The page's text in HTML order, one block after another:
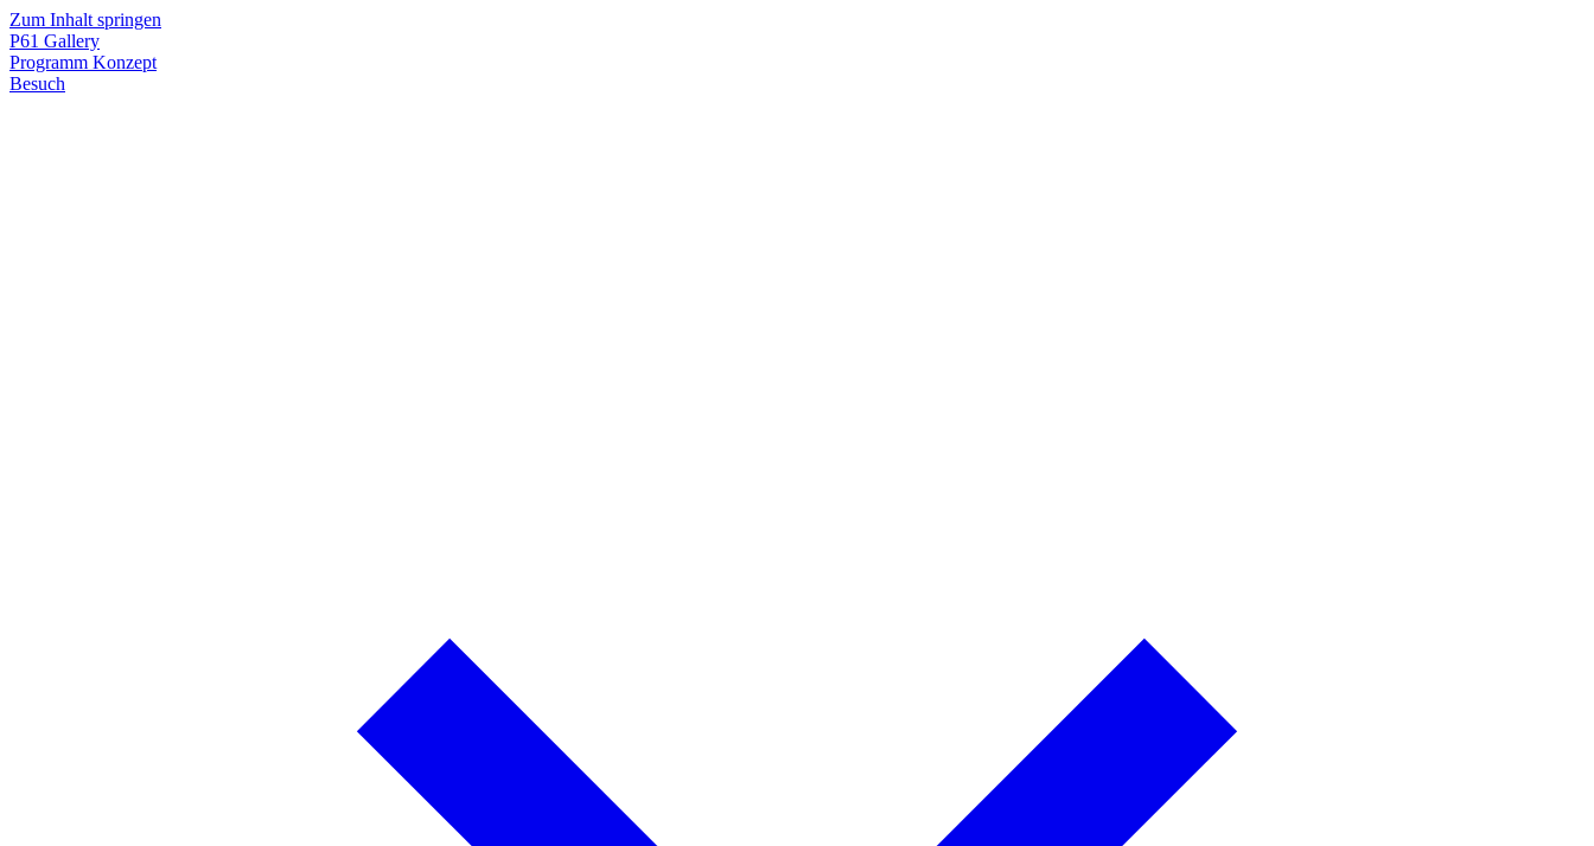
Zum Inhalt springen
P61 Gallery
Programm Konzept
Besuch